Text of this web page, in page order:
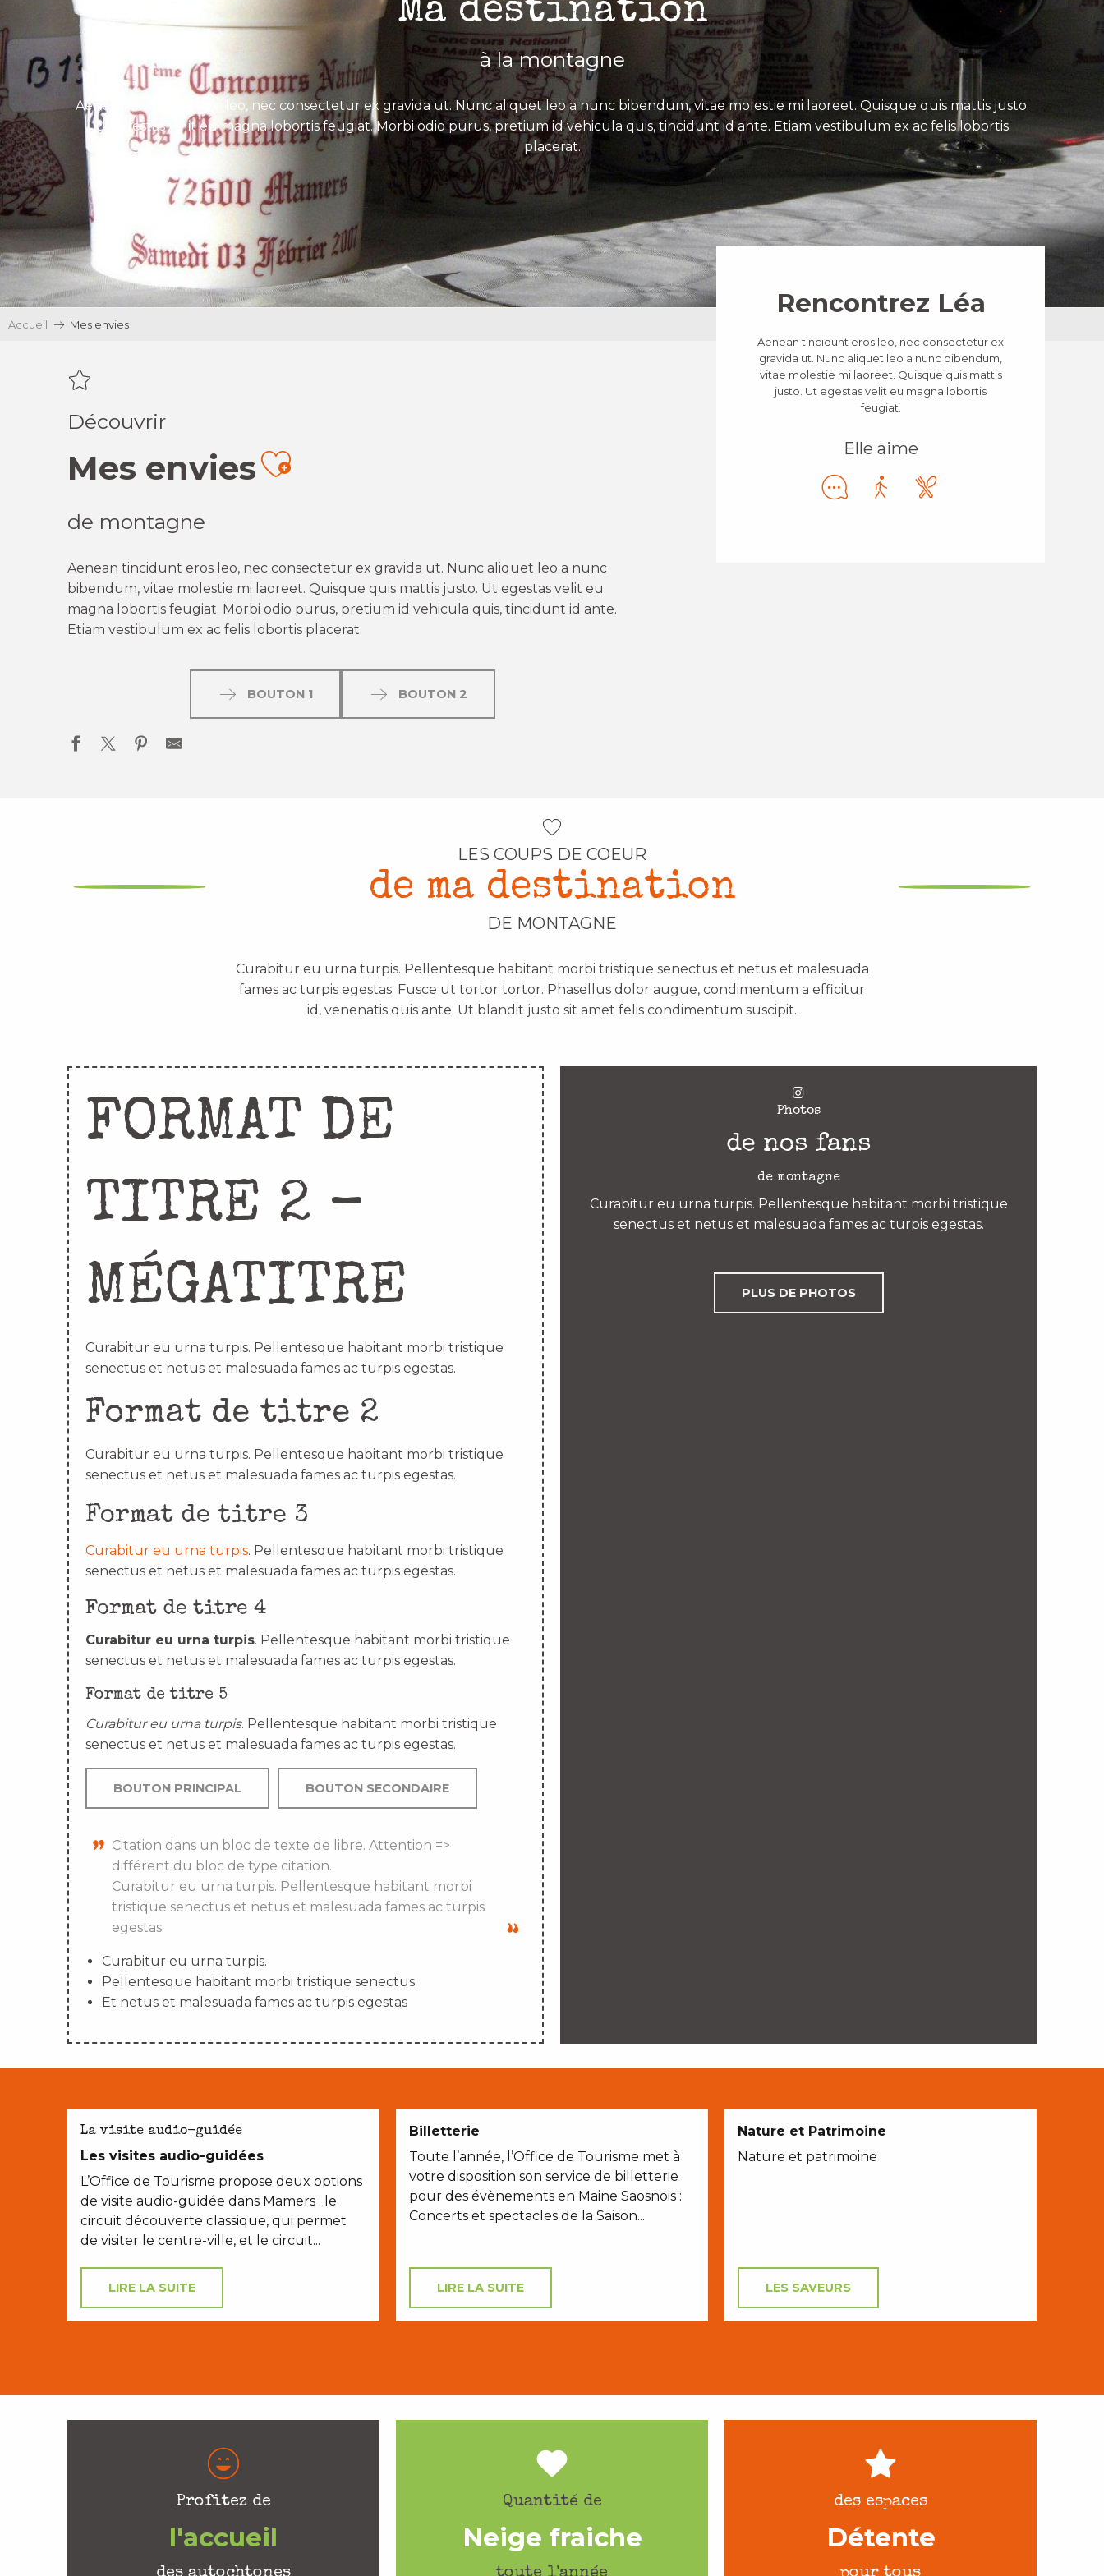
Ma destination
à la montagne
Aenean tincidunt eros leo, nec consectetur ex gravida ut. Nunc aliquet leo a nunc bibendum, vitae molestie mi laoreet. Quisque quis mattis justo.
Ut egestas velit eu magna lobortis feugiat. Morbi odio purus, pretium id vehicula quis, tincidunt id ante. Etiam vestibulum ex ac felis lobortis
placerat.
Accueil Mes envies
Découvrir
Mes enviesAjouter aux favoris
de montagne
Aenean tincidunt eros leo, nec consectetur ex gravida ut. Nunc aliquet leo a nunc
bibendum, vitae molestie mi laoreet. Quisque quis mattis justo. Ut egestas velit eu
magna lobortis feugiat. Morbi odio purus, pretium id vehicula quis, tincidunt id ante.
Etiam vestibulum ex ac felis lobortis placerat.
BOUTON 1 BOUTON 2
Rencontrez Léa
Aenean tincidunt eros leo, nec consectetur ex
gravida ut. Nunc aliquet leo a nunc bibendum,
vitae molestie mi laoreet. Quisque quis mattis
justo. Ut egestas velit eu magna lobortis
feugiat.
Elle aime
LES COUPS DE COEUR
de ma destination
DE MONTAGNE
Curabitur eu urna turpis. Pellentesque habitant morbi tristique senectus et netus et malesuada
fames ac turpis egestas. Fusce ut tortor tortor. Phasellus dolor augue, condimentum a efficitur
id, venenatis quis ante. Ut blandit justo sit amet felis condimentum suscipit.
FORMAT DE
TITRE 2 –
MÉGATITRE
Curabitur eu urna turpis. Pellentesque habitant morbi tristique
senectus et netus et malesuada fames ac turpis egestas.
Format de titre 2
Curabitur eu urna turpis. Pellentesque habitant morbi tristique
senectus et netus et malesuada fames ac turpis egestas.
Format de titre 3
Curabitur eu urna turpis. Pellentesque habitant morbi tristique
senectus et netus et malesuada fames ac turpis egestas.
Format de titre 4
Curabitur eu urna turpis. Pellentesque habitant morbi tristique
senectus et netus et malesuada fames ac turpis egestas.
Format de titre 5
Curabitur eu urna turpis. Pellentesque habitant morbi tristique
senectus et netus et malesuada fames ac turpis egestas.
BOUTON PRINCIPAL BOUTON SECONDAIRE
Citation dans un bloc de texte de libre. Attention =>
différent du bloc de type citation.
Curabitur eu urna turpis. Pellentesque habitant morbi
tristique senectus et netus et malesuada fames ac turpis
egestas.
Curabitur eu urna turpis.
Pellentesque habitant morbi tristique senectus
Et netus et malesuada fames ac turpis egestas
Photos
de nos fans
de montagne
Curabitur eu urna turpis. Pellentesque habitant morbi tristique
senectus et netus et malesuada fames ac turpis egestas.
PLUS DE PHOTOS
La visite audio-guidée
Les visites audio-guidées
L’Office de Tourisme propose deux options
de visite audio-guidée dans Mamers : le
circuit découverte classique, qui permet
de visiter le centre-ville, et le circuit...
LIRE LA SUITE
Billetterie
Toute l’année, l’Office de Tourisme met à
votre disposition son service de billetterie
pour des évènements en Maine Saosnois :
Concerts et spectacles de la Saison...
LIRE LA SUITE
Nature et Patrimoine
Nature et patrimoine
LES SAVEURS
Profitez de
l'accueil
Quantité de
Neige fraiche
des espaces
Détente